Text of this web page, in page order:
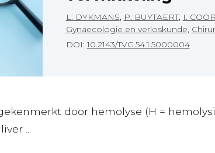
L. DYKMANS, P. BUYTAERT, I.
Gynaecologie en verloskunde,
DOI:10.2143/TVG.54.1.5000004
door hemolyse (H =
...